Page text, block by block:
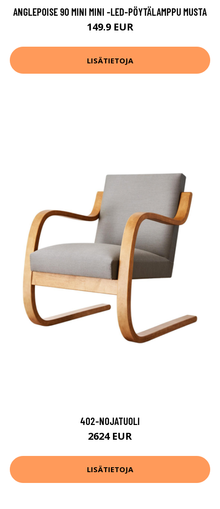
ANGLEPOISE 90 MINI MINI -LED-PÖYTÄLAMPPU MUSTA
149.9 EUR
LISÄTIETOJA
402-NOJATUOLI
2624 EUR
LISÄTIETOJA